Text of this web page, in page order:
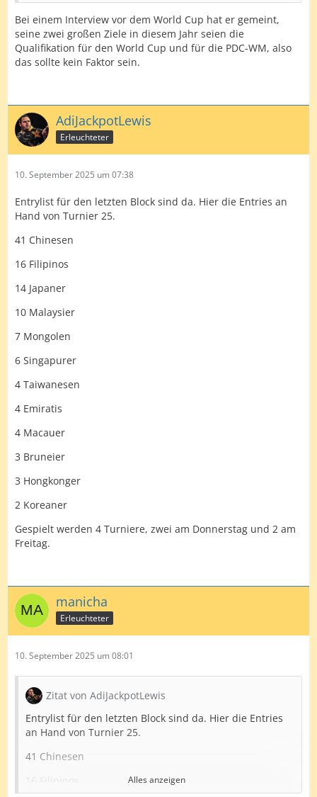
Bei einem Interview vor dem World Cup hat er gemeint,
seine zwei großen Ziele in diesem Jahr seien die
Qualifikation für den World Cup und für die PDC-WM, also
das sollte kein Faktor sein.
AdiJackpotLewis
Erleuchteter
10. September 2025 um 07:38
Entrylist für den letzten Block sind da. Hier die Entries an
Hand von Turnier 25.
41 Chinesen
16 Filipinos
14 Japaner
10 Malaysier
7 Mongolen
6 Singapurer
4 Taiwanesen
4 Emiratis
4 Macauer
3 Bruneier
3 Hongkonger
2 Koreaner
Gespielt werden 4 Turniere, zwei am Donnerstag und 2 am
Freitag.
manicha
Erleuchteter
10. September 2025 um 08:01
Zitat von AdiJackpotLewis
Entrylist für den letzten Block sind da. Hier die Entries
an Hand von Turnier 25.
41 Chinesen
Alles anzeigen